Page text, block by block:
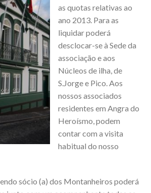
as quotas relativas ao
ano 2013. Para as
liquidar poderá
desclocar-se à Sede da
associação e aos
Núcleos de ilha, de
S.Jorge e Pico. Aos
nossos associados
residentes em Angra do
Heroísmo, podem
contar com a visita
habitual do nosso
sócio (a) dos Montanheiros poderá